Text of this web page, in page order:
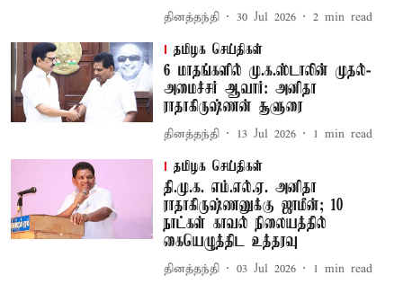
தினத்தந்தி 30 Jul 2026 2 min read
தமிழக செய்திகள்
6 மாதங்களில் மு.க.ஸ்டாலின் முதல்-
அமைச்சர் ஆவார்: அனிதா
ராதாகிருஷ்ணன் சூளுரை
தினத்தந்தி 13 Jul 2026 1 min read
தமிழக செய்திகள்
தி.மு.க. எம்.எல்.ஏ. அனிதா
ராதாகிருஷ்ணனுக்கு ஜாமீன்; 10
நாட்கள் காவல் நிலையத்தில்
கையெழுத்திட உத்தரவு
தினத்தந்தி 03 Jul 2026 1 min read